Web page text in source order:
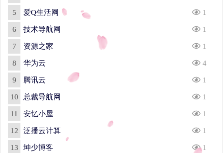
5 爱Q生活网 1
6 技术导航网 1
7 资源之家 1
8 华为云 4
9 腾讯云 1
10 总裁导航网 1
11 安忆小屋 1
12 泛播云计算 1
13 坤少博客 1